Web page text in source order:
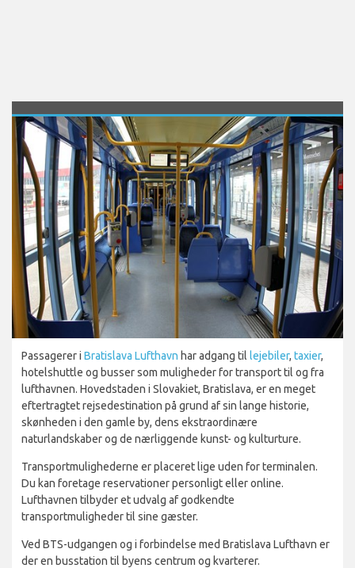
Passagerer i Bratislava Lufthavn har adgang til lejebiler, taxier,
hotelshuttle og busser som muligheder for transport til og fra
lufthavnen. Hovedstaden i Slovakiet, Bratislava, er en meget
eftertragtet rejsedestination på grund af sin lange historie,
skønheden i den gamle by, dens ekstraordinære
naturlandskaber og de nærliggende kunst- og kulturture.
Transportmulighederne er placeret lige uden for terminalen.
Du kan foretage reservationer personligt eller online.
Lufthavnen tilbyder et udvalg af godkendte
transportmuligheder til sine gæster.
Ved BTS-udgangen og i forbindelse med Bratislava Lufthavn er
der en busstation til byens centrum og kvarterer.